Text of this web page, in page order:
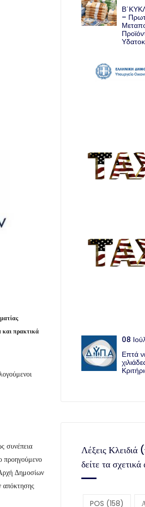
και πρακτικά
συνέπεια
προηγούμενο
Δημοσίων
–
08
Επτά
Λέξεις Κλειδιά
δείτε τα
POS (158)